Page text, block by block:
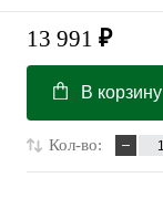
13 991 ₽
В корзину
Кол-во: